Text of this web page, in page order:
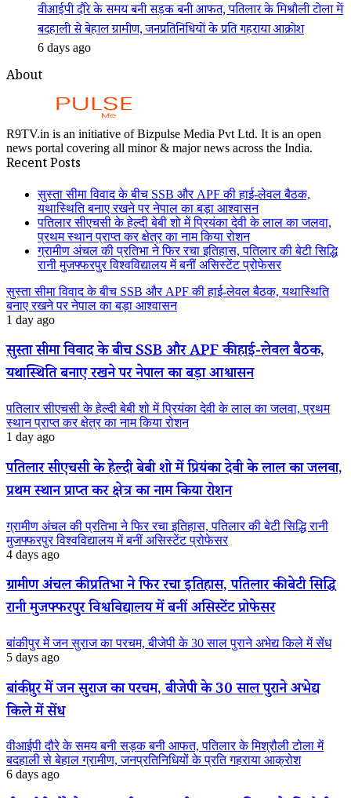
वीआईपी दौरे के समय बनी सड़क बनी आफत, पतिलार के मिश्रौली टोला में
बदहाली से बेहाल ग्रामीण, जनप्रतिनिधियों के प्रति गहराया आक्रोश
6 days ago
About
R9TV.in is an initiative of Bizpulse Media Pvt Ltd. It is an open
news portal covering all minor & major news across the India.
Recent Posts
सुस्ता सीमा विवाद के बीच SSB और APF की हाई-लेवल बैठक,
यथास्थिति बनाए रखने पर नेपाल का बड़ा आश्वासन
पतिलार सीएचसी के हेल्दी बेबी शो में प्रियंका देवी के लाल का जलवा,
प्रथम स्थान प्राप्त कर क्षेत्र का नाम किया रोशन
ग्रामीण अंचल की प्रतिभा ने फिर रचा इतिहास, पतिलार की बेटी सिद्धि
रानी मुजफ्फरपुर विश्वविद्यालय में बनीं असिस्टेंट प्रोफेसर
सुस्ता सीमा विवाद के बीच SSB और APF की हाई-लेवल बैठक, यथास्थिति
बनाए रखने पर नेपाल का बड़ा आश्वासन
1 day ago
सुस्ता सीमा विवाद के बीच SSB और APF की हाई-लेवल बैठक,
यथास्थिति बनाए रखने पर नेपाल का बड़ा आश्वासन
पतिलार सीएचसी के हेल्दी बेबी शो में प्रियंका देवी के लाल का जलवा, प्रथम
स्थान प्राप्त कर क्षेत्र का नाम किया रोशन
1 day ago
पतिलार सीएचसी के हेल्दी बेबी शो में प्रियंका देवी के लाल का जलवा,
प्रथम स्थान प्राप्त कर क्षेत्र का नाम किया रोशन
ग्रामीण अंचल की प्रतिभा ने फिर रचा इतिहास, पतिलार की बेटी सिद्धि रानी
मुजफ्फरपुर विश्वविद्यालय में बनीं असिस्टेंट प्रोफेसर
4 days ago
ग्रामीण अंचल की प्रतिभा ने फिर रचा इतिहास, पतिलार की बेटी सिद्धि
रानी मुजफ्फरपुर विश्वविद्यालय में बनीं असिस्टेंट प्रोफेसर
बांकीपुर में जन सुराज का परचम, बीजेपी के 30 साल पुराने अभेद्य किले में सेंध
5 days ago
बांकीपुर में जन सुराज का परचम, बीजेपी के 30 साल पुराने अभेद्य
किले में सेंध
वीआईपी दौरे के समय बनी सड़क बनी आफत, पतिलार के मिश्रौली टोला में
बदहाली से बेहाल ग्रामीण, जनप्रतिनिधियों के प्रति गहराया आक्रोश
6 days ago